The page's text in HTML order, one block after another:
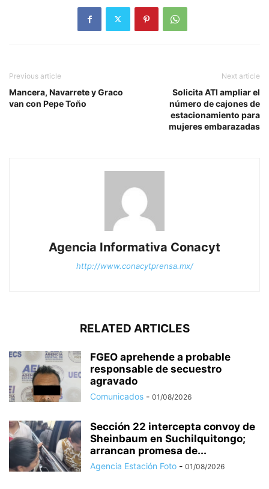
Previous article
Mancera, Navarrete y Graco
van con Pepe Toño
Next article
Solicita ATI ampliar el
número de cajones de
estacionamiento para
mujeres embarazadas
Agencia Informativa Conacyt
http://www.conacytprensa.mx/
RELATED ARTICLES
FGEO aprehende a probable
responsable de secuestro
agravado
Comunicados - 01/08/2026
Sección 22 intercepta convoy de
Sheinbaum en Suchilquitongo;
arrancan promesa de...
Agencia Estación Foto - 01/08/2026